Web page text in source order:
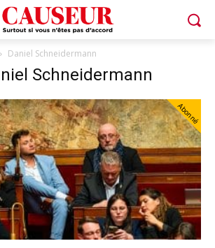
Daniel Schneidermann
Schneidermann
Abonné